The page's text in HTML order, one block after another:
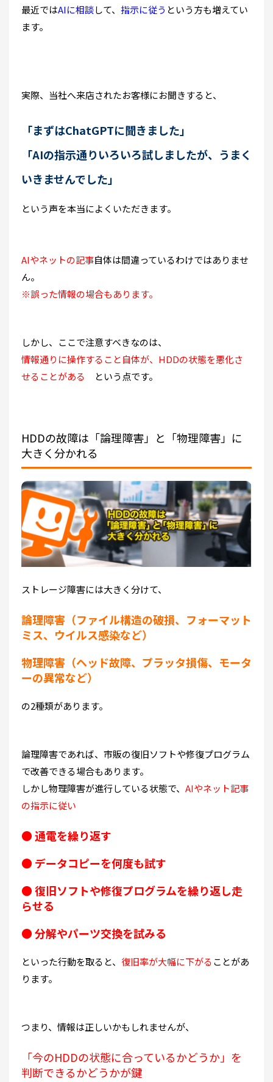
最近ではAIに相談して、 指示に従う という方も増えてい
ます。
実際、当社へ来店されたお客様にお聞きすると、
「まずはChatGPTに聞きました」
「AIの指示通りいろいろ試しましたが、うまく
いきませんでした」
という声を本当によくいただきます。
AIやネットの記事自体は間違っているわけではありませ
ん。
※誤った情報の場合もあります。
しかし、ここで注意すべきなのは、
情報通りに操作すること自体が、HDDの状態を悪化さ
せることがある
という点です。
HDDの故障は「論理障害」と「物理障害」に
大きく分かれる
ストレージ障害には大きく分けて、
論理障害（ファイル構造の破損、フォーマット
ミス、ウイルス感染など）
物理障害（ヘッド故障、プラッタ損傷、モータ
ーの異常など）
の2種類があります。
論理障害であれば、市販の復旧ソフトや修復プログラム
で改善できる場合もあります。
しかし物理障害が進行している状態で、 AIやネット記事
の指示に従い
● 通電を繰り返す
● データコピーを何度も試す
● 復旧ソフトや修復プログラムを繰り返し走
らせる
● 分解やパーツ交換を試みる
といった行動を取ると、 復旧率が大幅に下がることがあ
ります。
つまり、情報は正しいかもしれませんが、
「今のHDDの状態に合っているかどうか」を
判断できるかどうかが鍵